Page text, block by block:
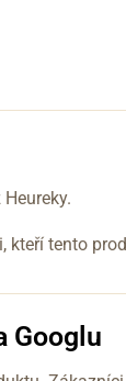
kteří tento
Googlu